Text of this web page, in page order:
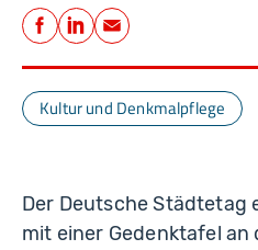
Teilen
Facebook
LinkedIn
E-Mail
Kultur und Denkmalpflege
Der Deutsche Städtetag
mit einer Gedenktafel an